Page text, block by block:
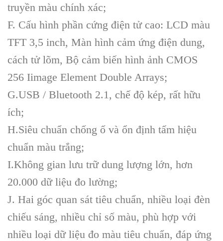
truyền màu chính xác;
F. Cấu hình phần cứng điện tử cao: LCD màu
TFT 3,5 inch, Màn hình cảm ứng điện dung,
cách tử lõm, Bộ cảm biến hình ảnh CMOS
256 Iimage Element Double Arrays;
G.USB / Bluetooth 2.1, chế độ kép, rất hữu
ích;
H.Siêu chuẩn chống ố và ổn định tấm hiệu
chuẩn màu trắng;
I.Không gian lưu trữ dung lượng lớn, hơn
20.000 dữ liệu đo lường;
J. Hai góc quan sát tiêu chuẩn, nhiều loại đèn
chiếu sáng, nhiều chỉ số màu, phù hợp với
nhiều loại dữ liệu đo màu tiêu chuẩn, đáp ứng